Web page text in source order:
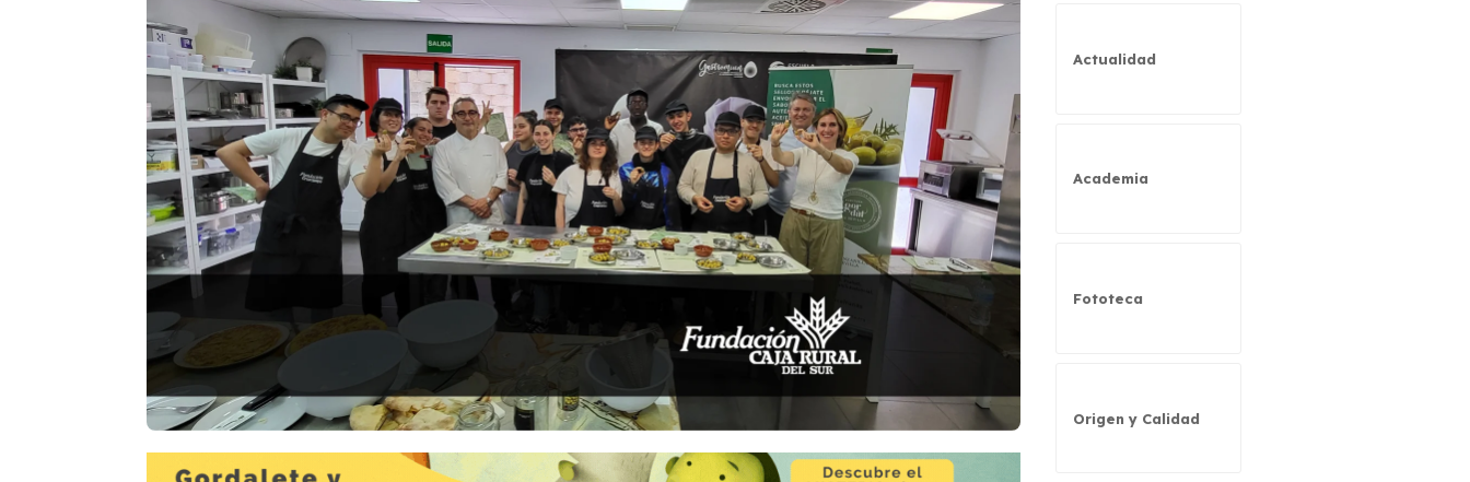
Actualidad
Academia
Fototeca
Origen y Calidad